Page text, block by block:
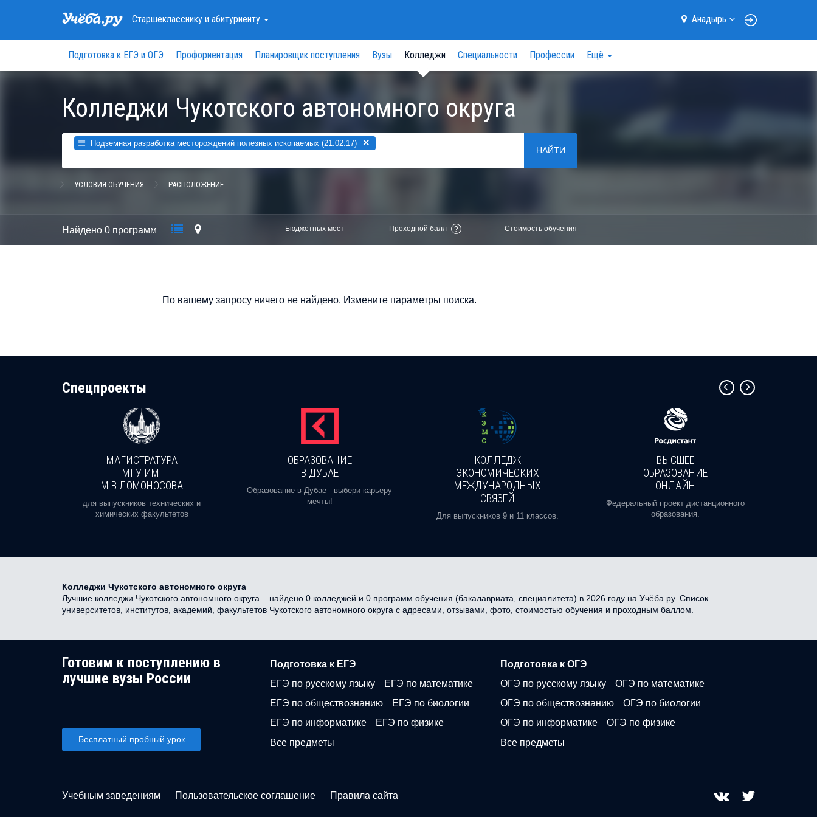
Старшеклассникуи абитуриенту Анадырь
Подготовка к ЕГЭ и ОГЭ Профориентация Планировщик поступления Вузы Колледжи Специальности Профессии Ещё
Колледжи Чукотского автономного округа
Подземная разработка месторождений полезных ископаемых (21.02.17) ×
НАЙТИ
УСЛОВИЯ ОБУЧЕНИЯ РАСПОЛОЖЕНИЕ
Найдено 0 программ Бюджетных мест Проходной балл ? Стоимость обучения
По вашему запросу ничего не найдено. Измените параметры поиска.
Cпецпроекты
МАГИСТРАТУРА
МГУ ИМ.
М.В.ЛОМОНОСОВА
для выпускников технических и
химических факультетов
ОБРАЗОВАНИЕ
В ДУБАЕ
Образование в Дубае - выбери карьеру
мечты!
КОЛЛЕДЖ
ЭКОНОМИЧЕСКИХ
МЕЖДУНАРОДНЫХ
СВЯЗЕЙ
Для выпускников 9 и 11 классов.
ВЫСШЕЕ
ОБРАЗОВАНИЕ
ОНЛАЙН
Федеральный проект дистанционного
образования.
Колледжи Чукотского автономного округа
Лучшие колледжи Чукотского автономного округа – найдено 0 колледжей и 0 программ обучения (бакалавриата, специалитета) в 2026 году на Учёба.ру. Список
университетов, институтов, академий, факультетов Чукотского автономного округа с адресами, отзывами, фото, стоимостью обучения и проходным баллом.
Готовим к поступлению в
лучшие вузы России
Бесплатный пробный урок
Подготовка к ЕГЭ
ЕГЭ по русскому языку
ЕГЭ по математике
ЕГЭ по обществознанию
ЕГЭ по биологии
ЕГЭ по информатике
ЕГЭ по физике
Все предметы
Подготовка к ОГЭ
ОГЭ по русскому языку
ОГЭ по математике
ОГЭ по обществознанию
ОГЭ по биологии
ОГЭ по информатике
ОГЭ по физике
Все предметы
Учебным заведениям Пользовательское соглашение Правила сайта